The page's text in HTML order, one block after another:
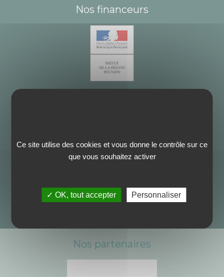
Nos financeurs
Nos partenaires
Ce site utilise des cookies et vous donne le contrôle sur ce
que vous souhaitez activer
✓ OK, tout accepter Personnaliser